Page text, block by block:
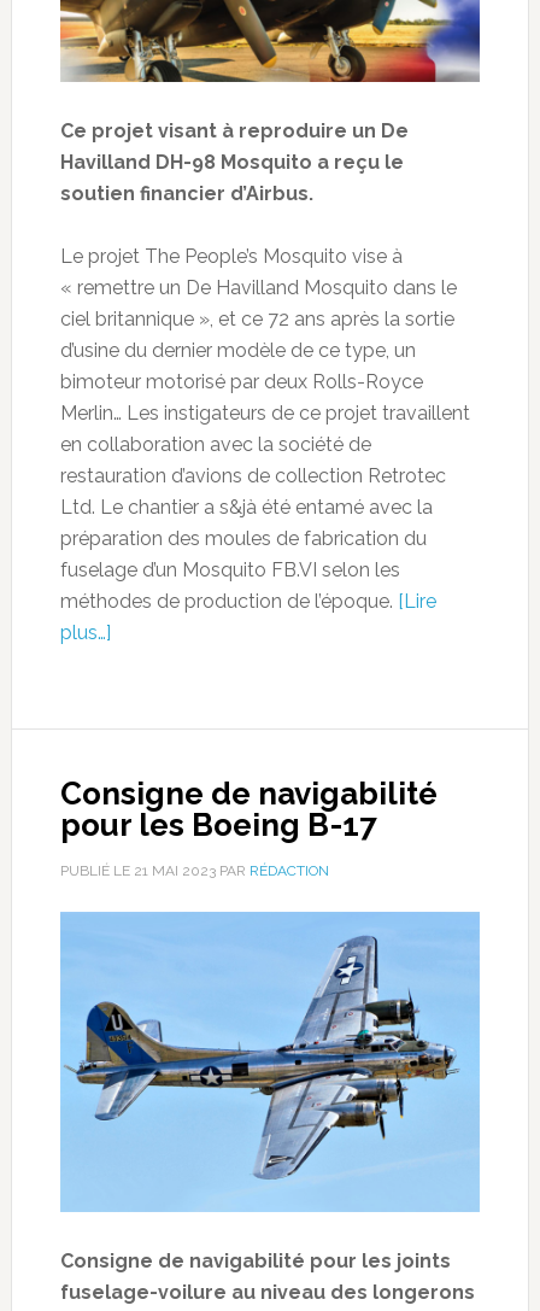
Ce projet visant à reproduire un De
Havilland DH-98 Mosquito a reçu le
soutien financier d’Airbus.
Le projet The People’s Mosquito vise à
« remettre un De Havilland Mosquito dans le
ciel britannique », et ce 72 ans après la sortie
d’usine du dernier modèle de ce type, un
bimoteur motorisé par deux Rolls-Royce
Merlin… Les instigateurs de ce projet travaillent
en collaboration avec la société de
restauration d’avions de collection Retrotec
Ltd. Le chantier a s&jà été entamé avec la
préparation des moules de fabrication du
fuselage d’un Mosquito FB.VI selon les
méthodes de production de l’époque. [Lire
plus…]
Consigne de navigabilité
pour les Boeing B-17
PUBLIÉ LE 21 MAI 2023PAR RÉDACTION
Consigne de navigabilité pour les joints
fuselage-voilure au niveau des longerons